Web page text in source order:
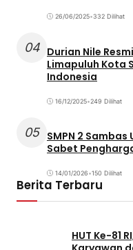
26/06/2025•332 Dilihat
04 Durian Nile
Limapuluh Kota
Indonesia
16/12/2025•249 Dilihat
05 SMPN 2 Sambas
Sabet
14/01/2026•150 Dilihat
Berita Terbaru
HUT Ke-81